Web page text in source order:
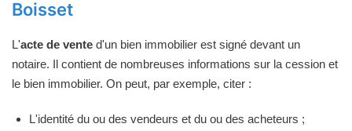
Boisset
L'acte de vente d'un bien immobilier est signé devant un
notaire. Il contient de nombreuses informations sur la cession et
le bien immobilier. On peut, par exemple, citer :
L'identité du ou des vendeurs et du ou des acheteurs ;